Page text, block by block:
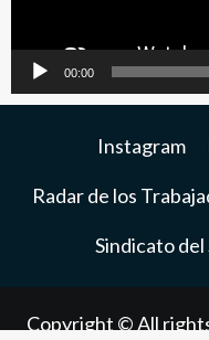
00:00
Instagram
Radar de los
Sindicato del
Copyright © All